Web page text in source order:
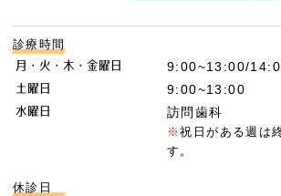
診療時間
月・火・木・金曜日 9:00~13:00/
土曜日 9:00~13:00
水曜日 訪問歯科
※祝日がある週は
す。
休診日